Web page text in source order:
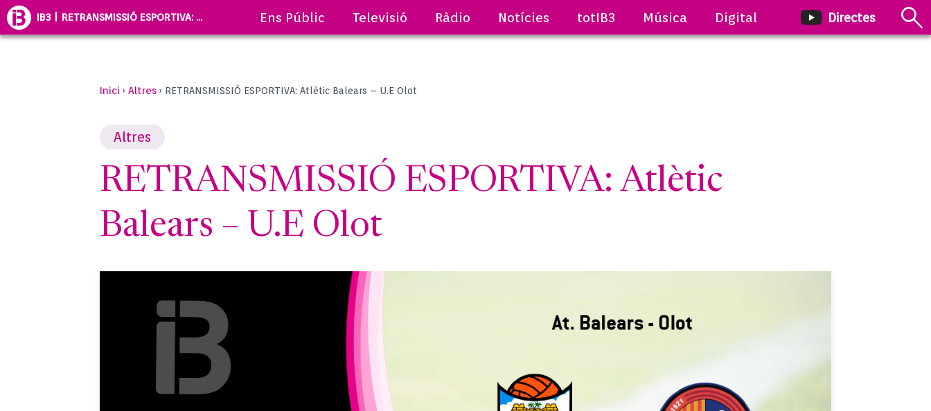
IB3 | RETRANSMISSIÓ ESPORTIVA: ... Ens Públic Televisió Ràdio Notícies totIB3 Música Digital Directes
Inici › Altres › RETRANSMISSIÓ ESPORTIVA: Atlètic Balears – U.E Olot
Altres
RETRANSMISSIÓ ESPORTIVA: Atlètic
Balears – U.E Olot